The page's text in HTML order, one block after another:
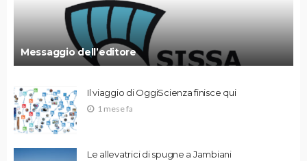
Messaggio dell’editore
Il viaggio di OggiScienza finisce qui
1 mese fa
Le allevatrici di spugne a Jambiani